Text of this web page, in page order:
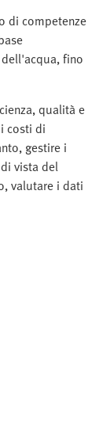
di competenze
fino
qualità e
costi di
gestire i
vista del
valutare i dati